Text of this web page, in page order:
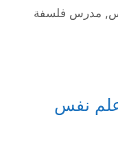
, مدرس فلسفة
نفس